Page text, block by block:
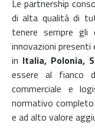
Le partnership
di alta qualità di
tenere sempre gli
innovazioni
in Italia, Polonia,
essere al fianco
commerciale e
normativo
e ad alto valore